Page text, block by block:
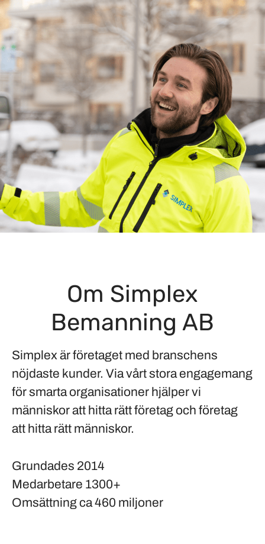
Om Simplex
Bemanning AB
Simplex är företaget med branschens
nöjdaste kunder. Via vårt stora engagemang
för smarta organisationer hjälper vi
människor att hitta rätt företag och företag
att hitta rätt människor.
Grundades 2014
Medarbetare 1300+
Omsättningca 460 miljoner